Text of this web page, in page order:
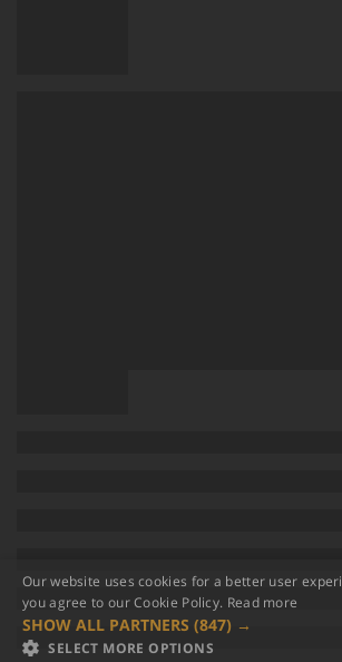
Our website uses cookies for a better user
you agree to our Cookie Policy. Read more
SHOW ALL PARTNERS (847) →
SELECT MORE OPTIONS